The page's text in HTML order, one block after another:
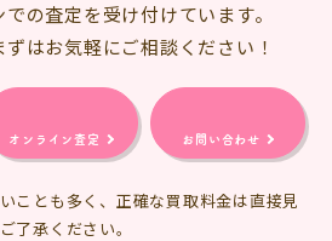
の査定を受け付けています。
はお気軽にご相談ください！
オンライン査定 お問い合わせ
ことも多く、正確な買取料金は直接見
了承ください。